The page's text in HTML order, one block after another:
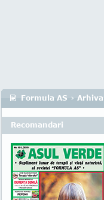
Formula AS › Arhiva
Recomandari